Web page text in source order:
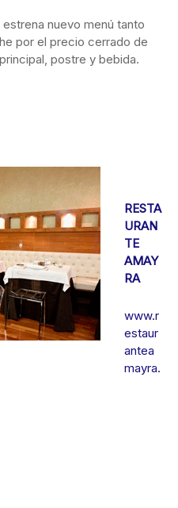
nuevo menú tanto
por el precio cerrado de
postre y bebida.
RESTA
URAN
TE
AMAY
RA
www.r
estaur
antea
mayra.